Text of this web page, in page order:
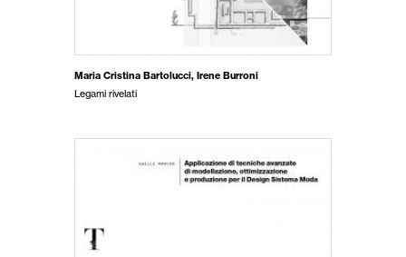
Maria Cristina Bartolucci,Irene Burroni
Legami rivelati